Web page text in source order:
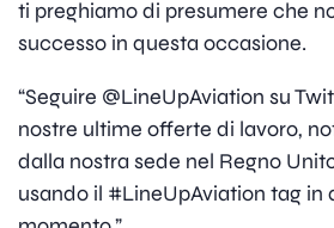
ti preghiamo di presumere che
successo in questa occasione.
“Seguire @LineUpAviation su
nostre ultime offerte di lavoro,
dalla nostra sede nel Regno
usando il #LineUpAviation tag in